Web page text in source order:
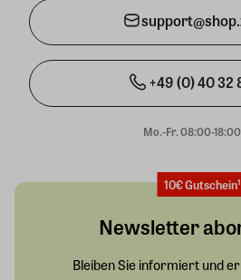
+49 (0) 40 32
Mo.-Fr. 08:00-
10€ Gutschein¹
Newsletter
Bleiben Sie informiert und